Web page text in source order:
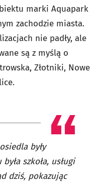
marki Aquapark
zachodzie miasta.
nie padły, ale
są z myślą o
Złotniki, Nowe
były
szkoła, usługi
dziś, pokazując